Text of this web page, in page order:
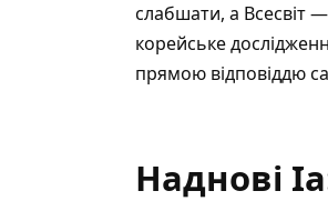
слабшати, а Всесвіт
корейське
прямою відповіддю
Наднові